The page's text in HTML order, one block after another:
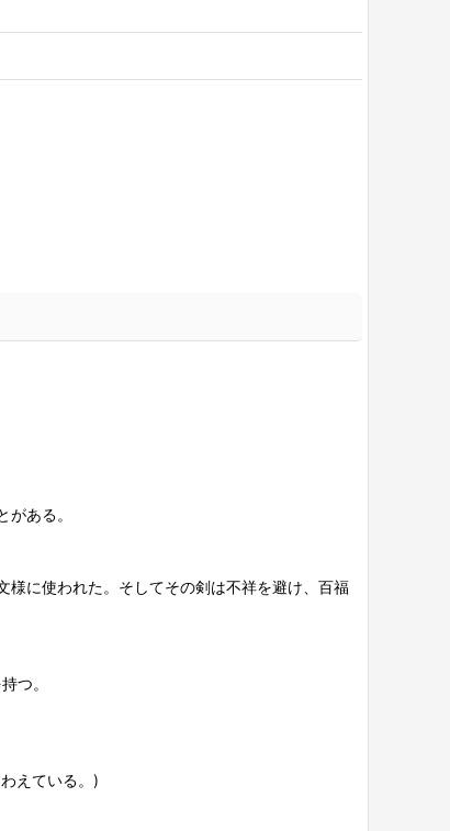
ある。
様に使われた。そしてその剣は不祥を避け、百福
つ。
えている。)